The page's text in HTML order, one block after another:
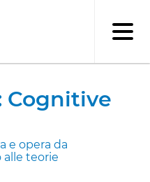
Cognitive
e opera da
alle teorie